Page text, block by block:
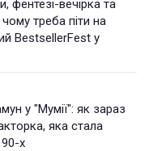
фентезі-вечірка та
треба піти на
BestsellerFest у
у "Мумії": як зараз
яка стала
х